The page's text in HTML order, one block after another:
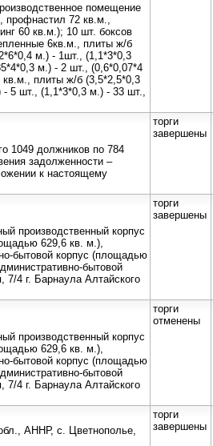
помещение
72 кв.м.,
60 кв.м.); 10 шт. боксов
6кв.м., плиты ж/б
м.) - 1шт., (1,1*3*0,3
м.) - 2 шт., (0,6*0,07*4
кв.м., плиты ж/б (3,5*2,5*0,3
5 шт., (1,1*3*0,3 м.) - 33 шт.,
1049 должников по 784
задолженности –
к настоящему
торги
завершены
производственный корпус
629,6 кв. м.),
бытовой корпус (площадью
бытовой
4 г. Барнаула Алтайского
торги
завершены
производственный корпус
629,6 кв. м.),
бытовой корпус (площадью
бытовой
4 г. Барнаула Алтайского
торги
отменены
АННР, с. Цветнополье,
торги
завершены